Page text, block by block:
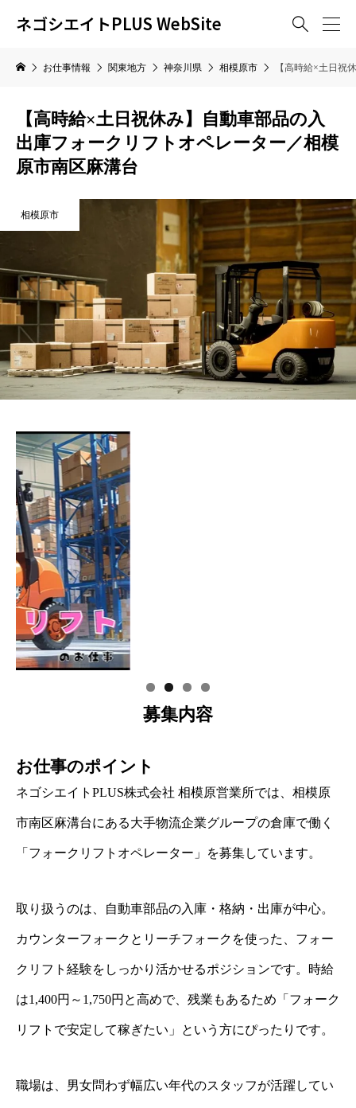
ネゴシエイトPLUS WebSite 
お仕事情報 関東地方 神奈川県 相模原市 【高時給×土日祝
【高時給×土日祝休み】自動車部品の入
出庫フォークリフトオペレーター／相模
原市南区麻溝台
相模原市
募集内容
お仕事のポイント
ネゴシエイトPLUS株式会社 相模原営業所では、相模原
市南区麻溝台にある大手物流企業グループの倉庫で働く
「フォークリフトオペレーター」を募集しています。
取り扱うのは、自動車部品の入庫・格納・出庫が中心。
カウンターフォークとリーチフォークを使った、フォー
クリフト経験をしっかり活かせるポジションです。時給
は1,400円～1,750円と高めで、残業もあるため「フォーク
リフトで安定して稼ぎたい」という方にぴったりです。
職場は、男女問わず幅広い年代のスタッフが活躍してい